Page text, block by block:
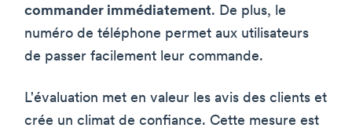
commander immédiatement. De plus, le
numéro de téléphone permet aux utilisateurs
de passer facilement leur commande.
L'évaluation met en valeur les avis des clients et
crée un climat de confiance. Cette mesure est